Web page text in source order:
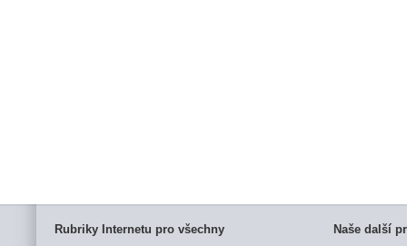
Rubriky Internetu pro všechny Naše další